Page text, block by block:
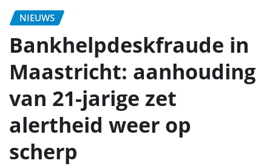
NIEUWS
Bankhelpdeskfraude in
Maastricht: aanhouding
van 21-jarige zet
alertheid weer op
scherp